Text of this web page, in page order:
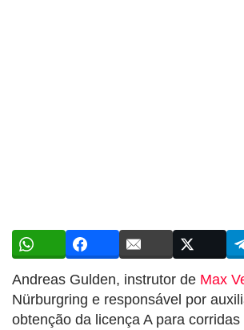
Andreas Gulden, instrutor de Max
Nürburgring e responsável por
obtenção da licença A para